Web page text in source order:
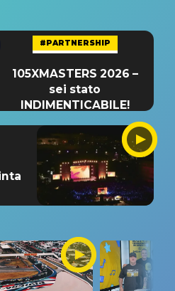
#PARTNERSHIP
105XMASTERS 2026 –
sei stato
INDIMENTICABILE!